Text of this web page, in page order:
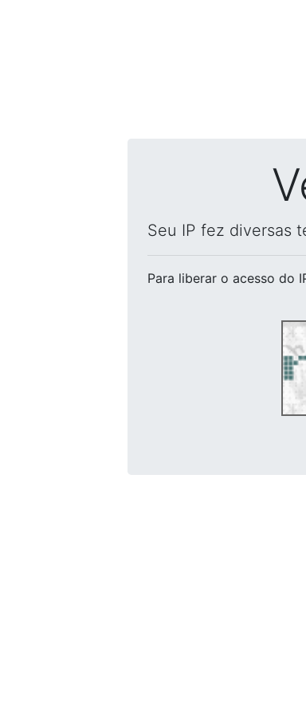
Seu IP fez diversas
Para liberar o acesso do